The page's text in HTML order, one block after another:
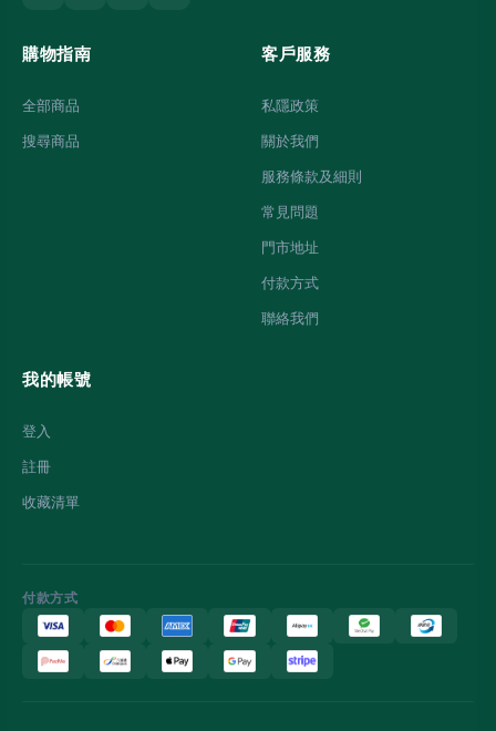
購物指南
全部商品
搜尋商品
客戶服務
私隱政策
關於我們
服務條款及細則
常見問題
門市地址
付款方式
聯絡我們
我的帳號
登入
註冊
收藏清單
付款方式